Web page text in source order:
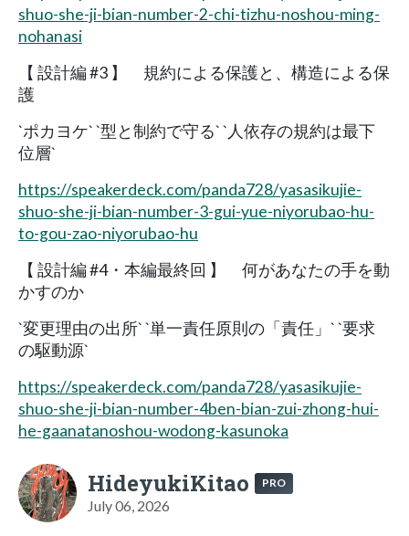
shuo-she-ji-bian-number-2-chi-tizhu-noshou-ming-
nohanasi
【 設計編 #3 】 規約による保護と、構造による保
護
`ポカヨケ` `型と制約で守る` `人依存の規約は最下
位層`
https://speakerdeck.com/panda728/yasasikujie-
shuo-she-ji-bian-number-3-gui-yue-niyorubao-hu-
to-gou-zao-niyorubao-hu
【 設計編 #4・本編最終回 】 何があなたの手を動
かすのか
`変更理由の出所` `単一責任原則の「責任」` `要求
の駆動源`
https://speakerdeck.com/panda728/yasasikujie-
shuo-she-ji-bian-number-4ben-bian-zui-zhong-hui-
he-gaanatanoshou-wodong-kasunoka
HideyukiKitao PRO
July 06, 2026